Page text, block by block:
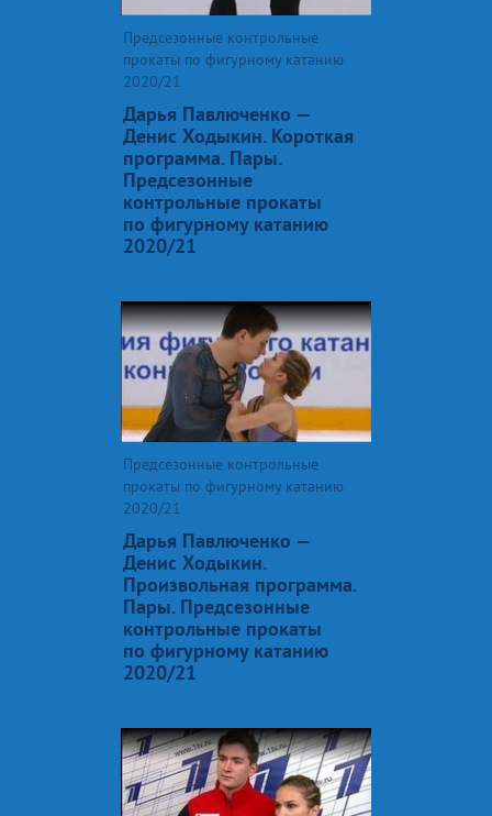
Предсезонные контрольные
прокаты по фигурному катанию
2020/21
Дарья Павлюченко —
Денис Ходыкин. Короткая
программа. Пары.
Предсезонные
контрольные прокаты
по фигурному катанию
2020/21
Предсезонные контрольные
прокаты по фигурному катанию
2020/21
Дарья Павлюченко —
Денис Ходыкин.
Произвольная программа.
Пары. Предсезонные
контрольные прокаты
по фигурному катанию
2020/21